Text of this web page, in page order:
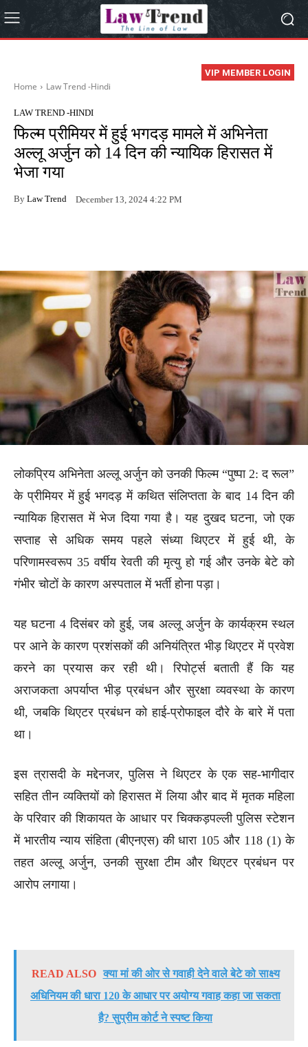
VIP MEMBER LOGIN
Home Law Trend -Hindi
LAW TREND -HINDI
फिल्म प्रीमियर में हुई भगदड़ मामले में अभिनेता
अल्लू अर्जुन को 14 दिन की न्यायिक हिरासत में
भेजा गया
By Law Trend December 13, 2024 4:22 PM
लोकप्रिय अभिनेता अल्लू अर्जुन को उनकी फिल्म “पुष्पा 2: द रूल”
के प्रीमियर में हुई भगदड़ में कथित संलिप्तता के बाद 14 दिन की
न्यायिक हिरासत में भेज दिया गया है। यह दुखद घटना, जो एक
सप्ताह से अधिक समय पहले संध्या थिएटर में हुई थी, के
परिणामस्वरूप 35 वर्षीय रेवती की मृत्यु हो गई और उनके बेटे को
गंभीर चोटों के कारण अस्पताल में भर्ती होना पड़ा।
यह घटना 4 दिसंबर को हुई, जब अल्लू अर्जुन के कार्यक्रम स्थल
पर आने के कारण प्रशंसकों की अनियंत्रित भीड़ थिएटर में प्रवेश
करने का प्रयास कर रही थी। रिपोर्ट्स बताती हैं कि यह
अराजकता अपर्याप्त भीड़ प्रबंधन और सुरक्षा व्यवस्था के कारण
थी, जबकि थिएटर प्रबंधन को हाई-प्रोफाइल दौरे के बारे में पता
था।
इस त्रासदी के मद्देनजर, पुलिस ने थिएटर के एक सह-भागीदार
सहित तीन व्यक्तियों को हिरासत में लिया और बाद में मृतक महिला
के परिवार की शिकायत के आधार पर चिक्कड़पल्ली पुलिस स्टेशन
में भारतीय न्याय संहिता (बीएनएस) की धारा 105 और 118 (1) के
तहत अल्लू अर्जुन, उनकी सुरक्षा टीम और थिएटर प्रबंधन पर
आरोप लगाया।
READ ALSO क्या मां की ओर से गवाही देने वाले बेटे को साक्ष्य
अधिनियम की धारा 120 के आधार पर अयोग्य गवाह कहा जा सकता
है? सुप्रीम कोर्ट ने स्पष्ट किया